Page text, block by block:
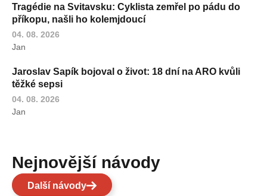
Tragédie na Svitavsku: Cyklista zemřel po pádu do
příkopu, našli ho kolemjdoucí
04. 08. 2026
Jan
Jaroslav Sapík bojoval o život: 18 dní na ARO kvůli
těžké sepsi
04. 08. 2026
Jan
Nejnovější návody
Další návody